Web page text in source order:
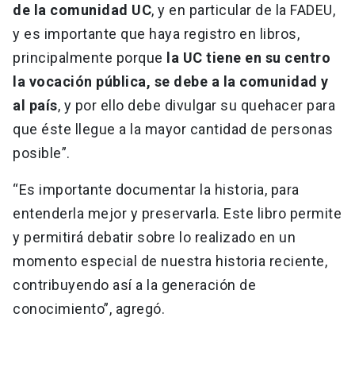
de la comunidad UC, y en particular de la FADEU,
y es importante que haya registro en libros,
principalmente porque la UC tiene en su centro
la vocación pública, se debe a la comunidad y
al país, y por ello debe divulgar su quehacer para
que éste llegue a la mayor cantidad de personas
posible”.
“Es importante documentar la historia, para
entenderla mejor y preservarla. Este libro permite
y permitirá debatir sobre lo realizado en un
momento especial de nuestra historia reciente,
contribuyendo así a la generación de
conocimiento”, agregó.